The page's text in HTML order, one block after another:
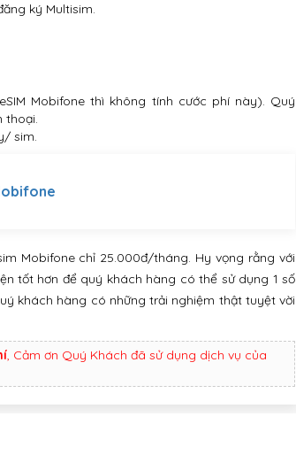
ký Multisim.
Mobifone thì không tính cước phí này). Quý
thoại.
sim.
Mobifone chỉ 25.000đ/tháng. Hy vọng rằng với
tốt hơn để quý khách hàng có thể sử dụng 1 số
khách hàng có những trải nghiệm thật tuyệt vời
, Cảm ơn Quý Khách đã sử dụng dịch vụ của